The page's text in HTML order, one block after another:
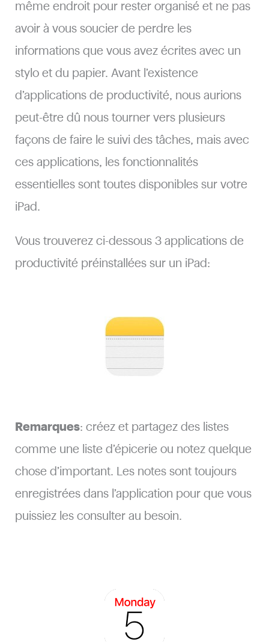
même endroit pour rester organisé et ne pas
avoir à vous soucier de perdre les
informations que vous avez écrites avec un
stylo et du papier. Avant l’existence
d’applications de productivité, nous aurions
peut-être dû nous tourner vers plusieurs
façons de faire le suivi des tâches, mais avec
ces applications, les fonctionnalités
essentielles sont toutes disponibles sur votre
iPad.
Vous trouverez ci-dessous 3 applications de
productivité préinstallées sur un iPad:
Remarques: créez et partagez des listes
comme une liste d’épicerie ou notez quelque
chose d’important. Les notes sont toujours
enregistrées dans l’application pour que vous
puissiez les consulter au besoin.